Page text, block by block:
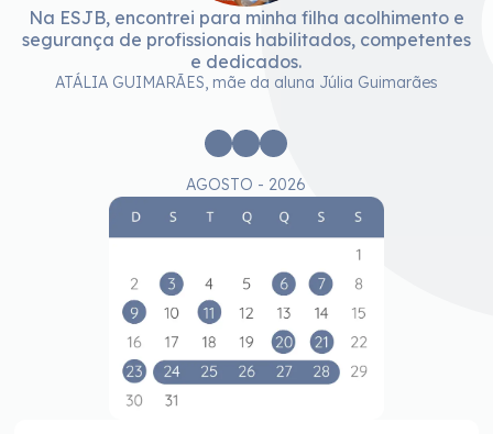
Na ESJB, encontrei para minha filha acolhimento e
segurança de profissionais habilitados, competentes
e dedicados.
ATÁLIA GUIMARÃES, mãe da aluna Júlia Guimarães
AGOSTO - 2026